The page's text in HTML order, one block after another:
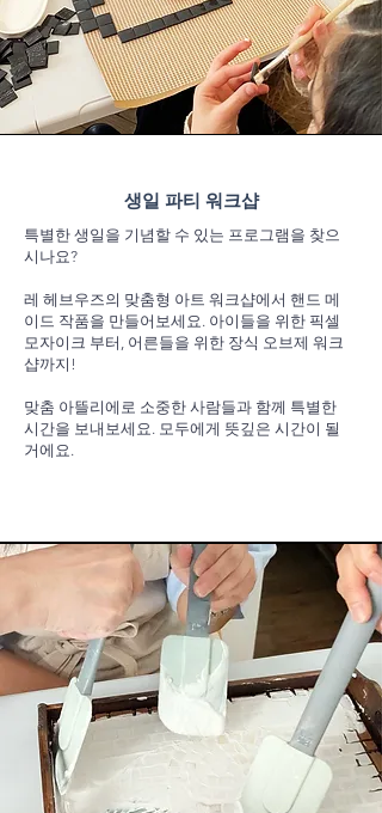
​생일 파티 워크샵
특별한 생일을 기념할 수 있는 프로그램을 찾으
시나요?
레 헤브우즈의 맞춤형 아트 워크샵에서 핸드 메
이드 작품을 만들어보세요. 아이들을 위한 픽셀
모자이크 부터, 어른들을 위한 장식 오브제 워크
샵까지!
맞춤 아뜰리에로 소중한 사람들과 함께 특별한
시간을 보내보세요. 모두에게 뜻깊은 시간이 될
거에요.